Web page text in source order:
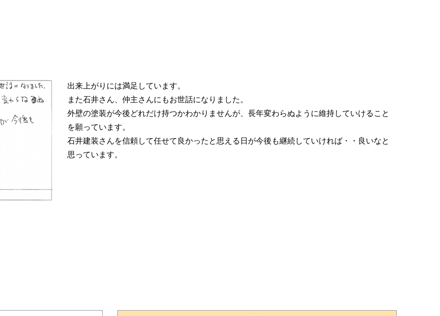
出来上がりには満足しています。
また石井さん、仲主さんにもお世話になりました。
外壁の塗装が今後どれだけ持つかわかりませんが、長年変わらぬように維持していけること
を願っています。
石井建装さんを信頼して任せて良かったと思える日が今後も継続していければ・・良いなと
思っています。